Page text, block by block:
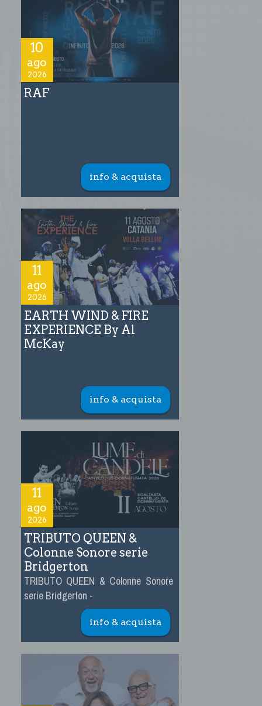
10
ago
2026
RAF
info & acquista
11
ago
2026
EARTH WIND & FIRE
EXPERIENCE By Al
McKay
info & acquista
11
ago
2026
TRIBUTO QUEEN &
Colonne Sonore serie
Bridgerton
TRIBUTO QUEEN & Colonne Sonore
serie Bridgerton -
info & acquista